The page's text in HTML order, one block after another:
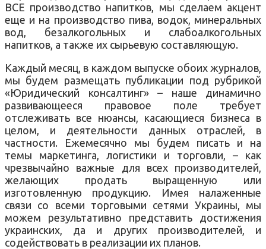
ВСЕ производство напитков, мы сделаем акцент
еще и на производство пива, водок, минеральных
вод, безалкогольных и слабоалкогольных
напитков, а также их сырьевую составляющую.
Каждый месяц, в каждом выпуске обоих журналов,
мы будем размещать публикации под рубрикой
«Юридический консалтинг» – наше динамично
развивающееся правовое поле требует
отслеживать все нюансы, касающиеся бизнеса в
целом, и деятельности данных отраслей, в
частности. Ежемесячно мы будем писать и на
темы маркетинга, логистики и торговли, – как
чрезвычайно важные для всех производителей,
желающих продать выращенную или
изготовленную продукцию. Имея налаженные
связи со всеми торговыми сетями Украины, мы
можем результативно представить достижения
украинских, да и других производителей, и
содействовать в реализации их планов.